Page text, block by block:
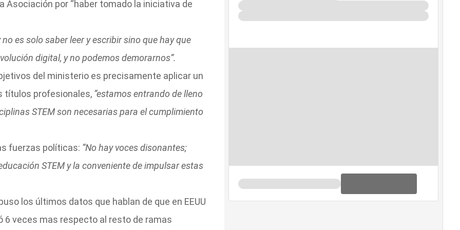
Asociación por “haber tomado la iniciativa de
es solo saber leer y escribir sino que hay que
digital, y no podemos demorarnos”.
del ministerio es precisamente aplicar un
títulos profesionales, “estamos entrando de lleno
STEM son necesarias para el cumplimiento
fuerzas políticas: “No hay voces disonantes;
STEM y la conveniente de impulsar estas
los últimos datos que hablan de que en EEUU
6 veces mas respecto al resto de ramas